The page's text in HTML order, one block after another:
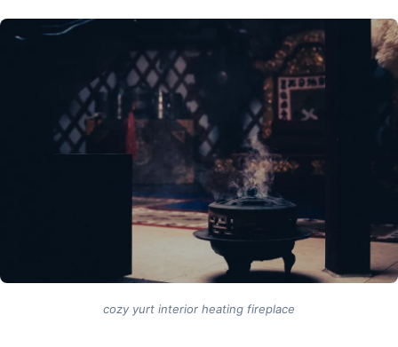
cozy yurt interior heating fireplace